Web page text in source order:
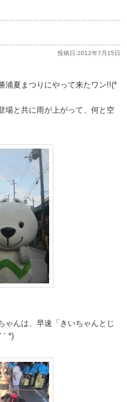
投稿日:2012年7月15日
浦夏まつりにやって来たワン!!(*
場と共に雨が上がって、何と空
ゃんは、早速「きいちゃんとじ
*)